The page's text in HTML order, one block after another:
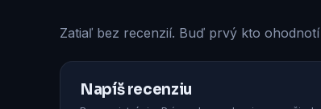
Zatiaľ bez recenzií. Buď prvý kto
Napíš recenziu